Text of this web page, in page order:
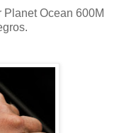
Ocean 600M